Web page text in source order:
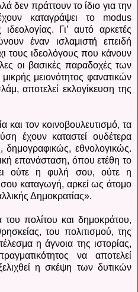
δεν πράττουν το ίδιο για την
καταγράψει το modus
Γι’ αυτό αρκετές
έναν ισλαμιστή επειδή
τους ιδεολόγους που κάνουν
οι βασικές παραδοχές των
μειονότητος φανατικών
αποτελεί εκλογίκευση της
και τον κοινοβουλευτισμό, τα
έχουν καταστεί ουδέτερα
δημογραφικώς, εθνολογικώς.
επανάσταση, όπου ετέθη το
ούτε η φυλή σου, ούτε η
καταγωγή, αρκεί ως άτομο
Δημοκρατίας».
του πολίτου και δημοκράτου,
του πολιτισμού, της
η άγνοια της ιστορίας,
να αποτελεί
η σκέψη των δυτικών